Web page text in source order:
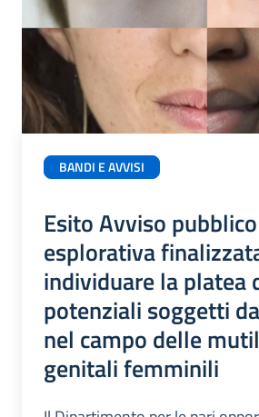
BANDI E AVVISI
Esito Avviso
esplorativa
individuare la platea
potenziali soggetti
nel campo delle
genitali femminili